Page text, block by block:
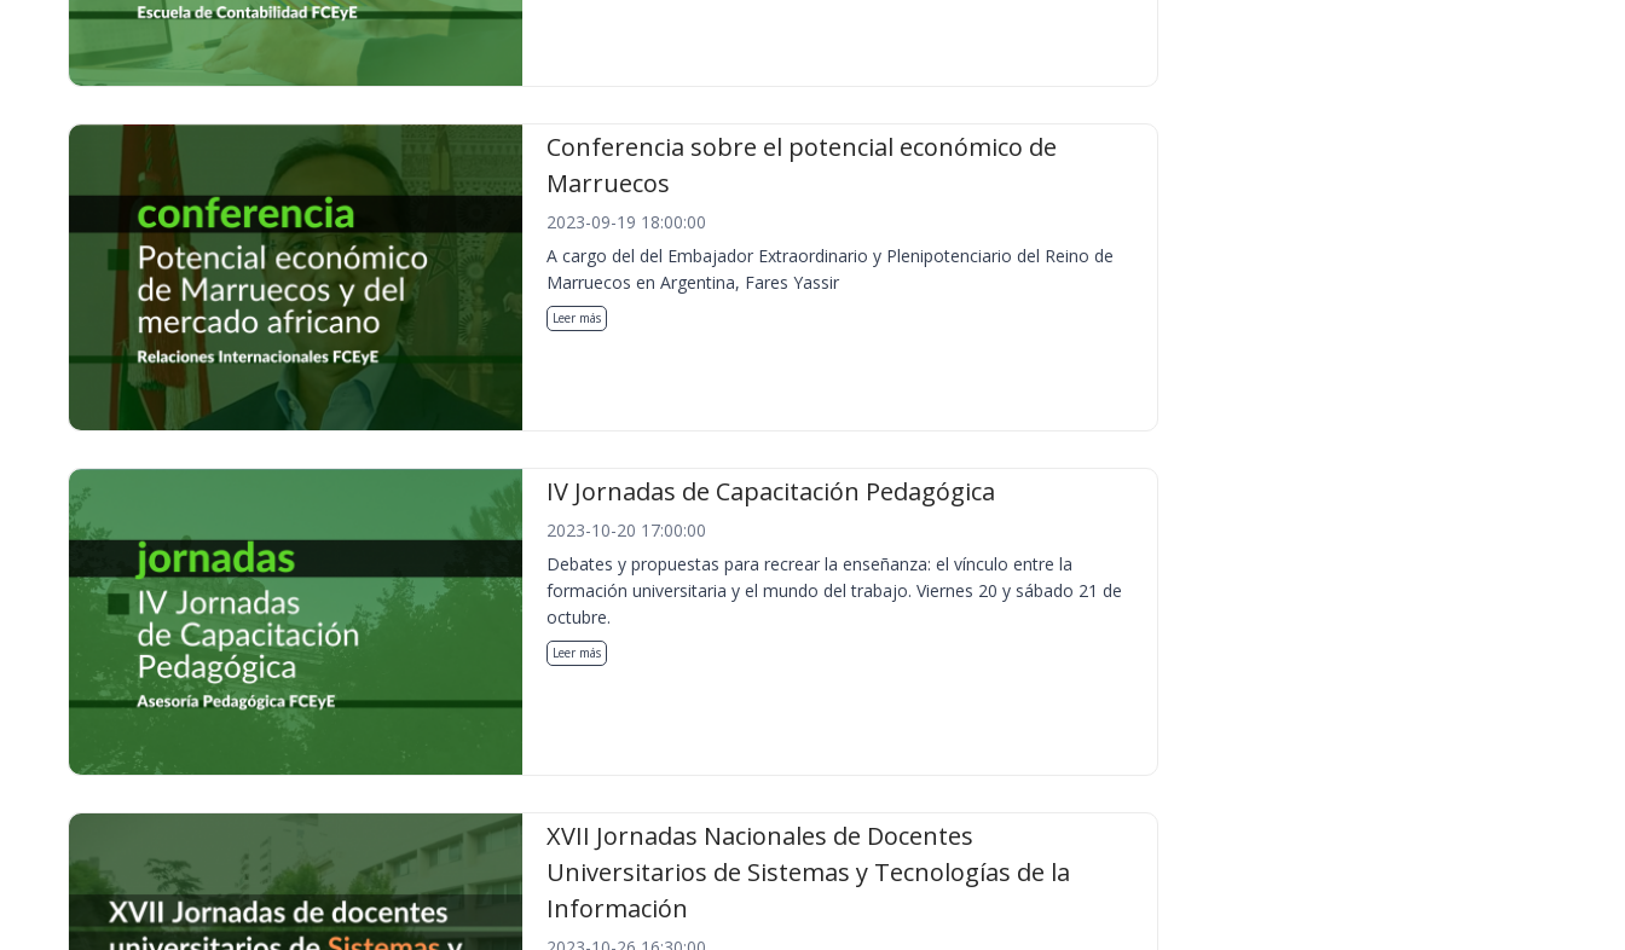
Conferencia sobre el potencial económico de
Marruecos
2023-09-19 18:00:00
A cargo del del Embajador Extraordinario y Plenipotenciario del Reino de
Marruecos en Argentina, Fares Yassir
Leer más
IV Jornadas de Capacitación Pedagógica
2023-10-20 17:00:00
Debates y propuestas para recrear la enseñanza: el vínculo entre la
formación universitaria y el mundo del trabajo. Viernes 20 y sábado 21 de
octubre.
Leer más
XVII Jornadas Nacionales de Docentes
Universitarios de Sistemas y Tecnologías de la
Información